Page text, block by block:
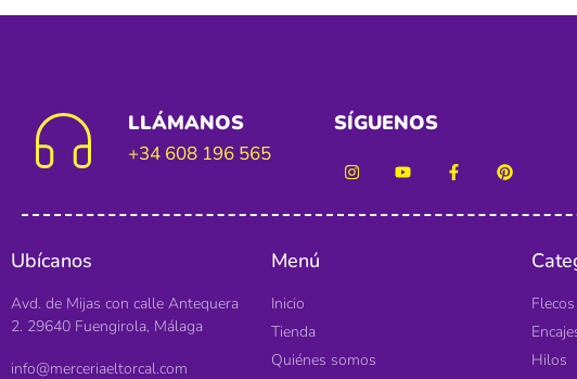
LLÁMANOS
+34 608 196 565
SÍGUENOS
Ubícanos
Avd. de Mijas con calle Antequera
2. 29640 Fuengirola, Málaga
info@merceriaeltorcal.com
Menú
Inicio
Tienda
Quiénes somos
Flecos
Hilos